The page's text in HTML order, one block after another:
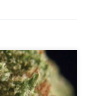
Mad